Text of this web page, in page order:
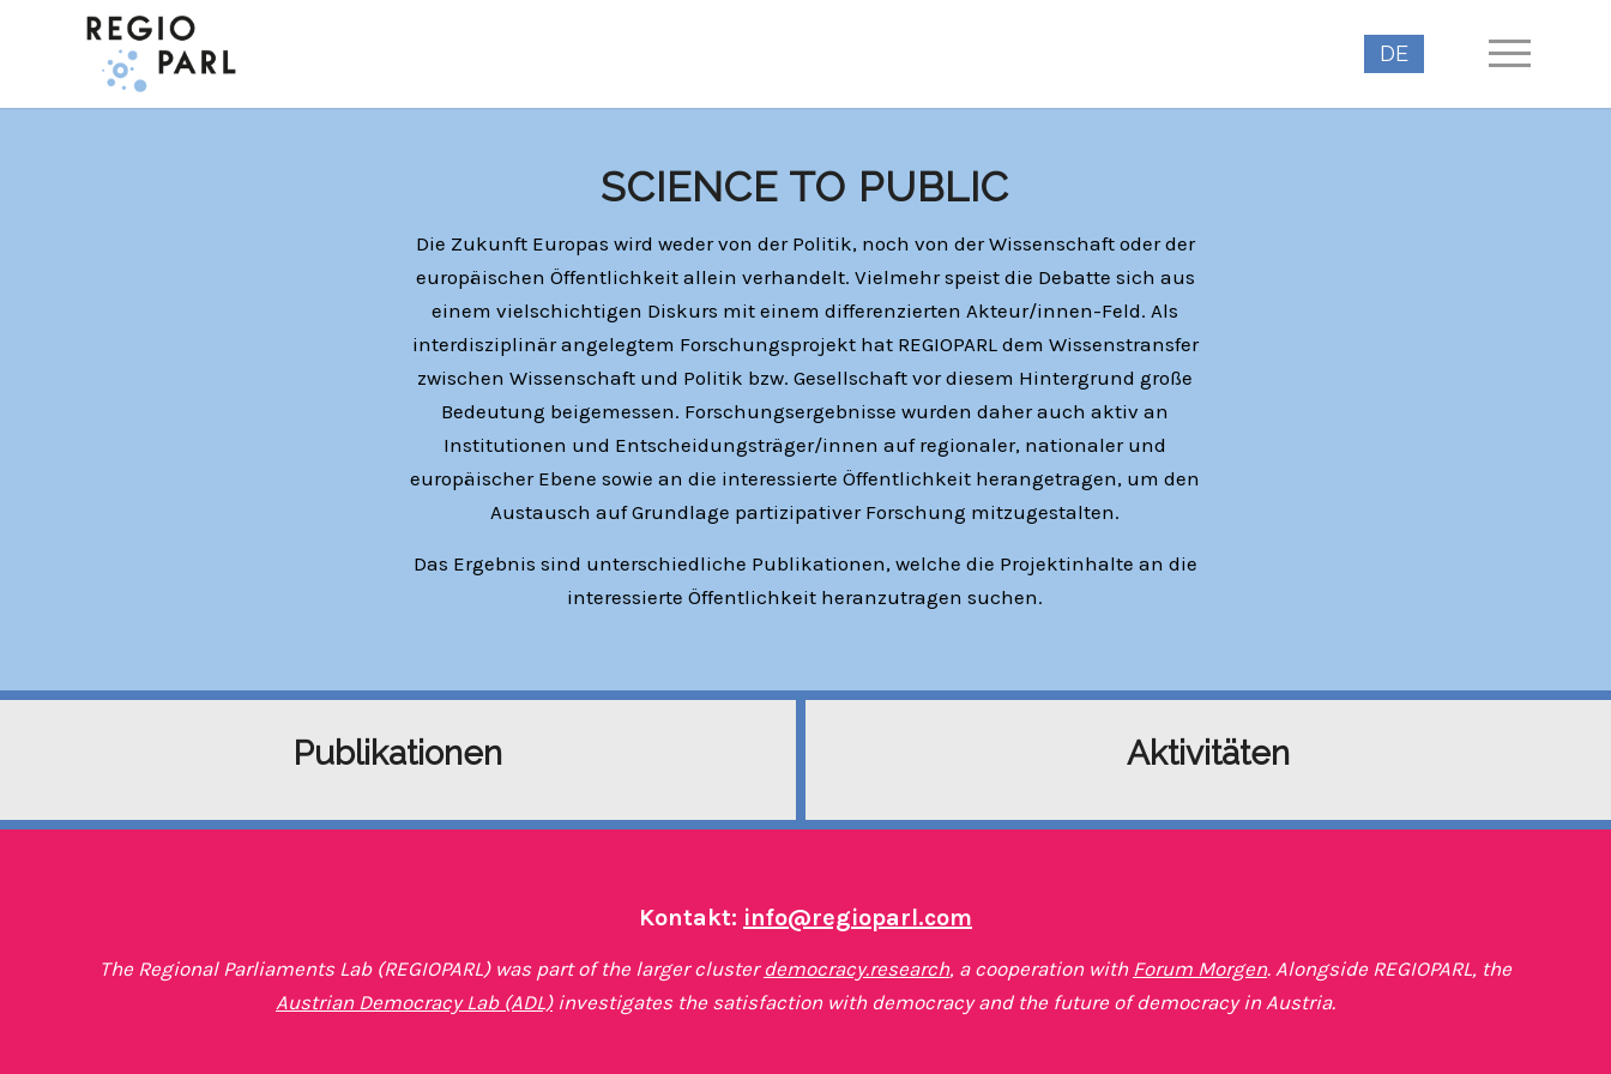
SCIENCE TO PUBLIC
Die Zukunft Europas wird weder von der Politik, noch von der Wissenschaft oder der
europäischen Öffentlichkeit allein verhandelt. Vielmehr speist die Debatte sich aus
einem vielschichtigen Diskurs mit einem differenzierten Akteur/innen-Feld. Als
interdisziplinär angelegtem Forschungsprojekt hat REGIOPARL dem Wissenstransfer
zwischen Wissenschaft und Politik bzw. Gesellschaft vor diesem Hintergrund große
Bedeutung beigemessen. Forschungsergebnisse wurden daher auch aktiv an
Institutionen und Entscheidungsträger/innen auf regionaler, nationaler und
europäischer Ebene sowie an die interessierte Öffentlichkeit herangetragen, um den
Austausch auf Grundlage partizipativer Forschung mitzugestalten.
Das Ergebnis sind unterschiedliche Publikationen, welche die Projektinhalte an die
interessierte Öffentlichkeit heranzutragen suchen.
Publikationen Aktivitäten
Kontakt: info@regioparl.com
The Regional Parliaments Lab (REGIOPARL) was part of the larger clusterdemocracy.research, a cooperation with Forum Morgen. Alongside REGIOPARL, the
Austrian Democracy Lab (ADL)investigates the satisfaction with democracy and the future of democracy in Austria.
DE